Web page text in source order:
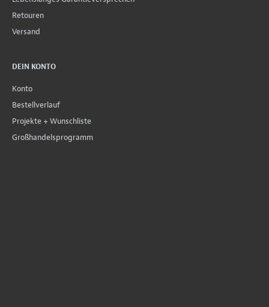
Retouren
Versand
DEIN KONTO
Konto
Bestellverlauf
Projekte + Wunschliste
Großhandelsprogramm